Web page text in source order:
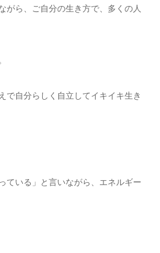
がら、ご自分の生き方で、多くの人
で自分らしく自立してイキイキ生き
ている」と言いながら、エネルギー